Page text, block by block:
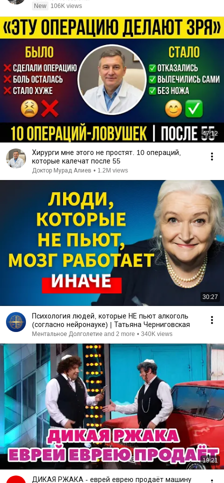
New
106K views
47:12
Хирурги мне этого не простят. 10 операций,
которые калечат после 55
Доктор Мурад Алиев • 1.2M views
30:27
Психология людей, которые НЕ пьют алкоголь
(согласно нейронауке) | Татьяна Черниговская
Ментальное Долголетие and 2 more • 340K views
19:21
ДИКАЯ РЖАКА - еврей еврею продаёт машину